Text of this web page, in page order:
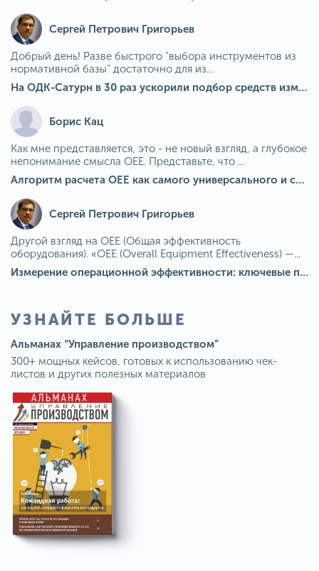
Сергей Петрович Григорьев
Добрый день! Разве быстрого "выбора инструментов из
нормативной базы" достаточно для из...
На ОДК-Сатурн в 30 раз ускорили подбор средств измерения для контроля качества продукции
Борис Кац
Как мне представляется, это - не новый взгляд, а глубокое
непонимание смысла OEE. Представьте, что ...
Алгоритм расчета ОЕЕ как самого универсального и современного показателя эффективности оборудования в мире
Сергей Петрович Григорьев
Другой взгляд на OEE (Общая эффективность
оборудования). «OEE (Overall Equipment Effectiveness) —...
Измерение операционной эффективности: ключевые показатели для непрерывного совершенствования
УЗНАЙТЕ БОЛЬШЕ
Альманах “Управление производством”
300+ мощных кейсов, готовых к использованию чек-
листов и других полезных материалов